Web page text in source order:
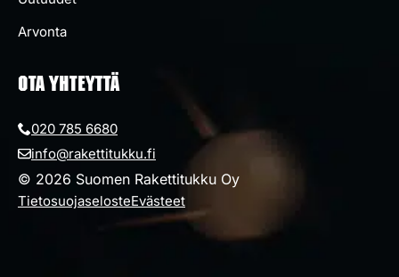
© 2026 Suomen Rakettitukku Oy
TietosuojaselosteEvästeet
Arvonta
OTA YHTEYTTÄ
020 785 6680
info@rakettitukku.fi